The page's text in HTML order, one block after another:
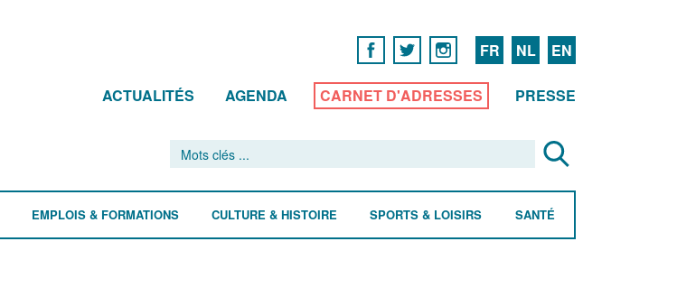
FR NL EN
ACTUALITÉS AGENDA CARNET D'ADRESSES PRESSE
EMPLOIS & FORMATIONS CULTURE & HISTOIRE SPORTS & LOISIRS SANTÉ